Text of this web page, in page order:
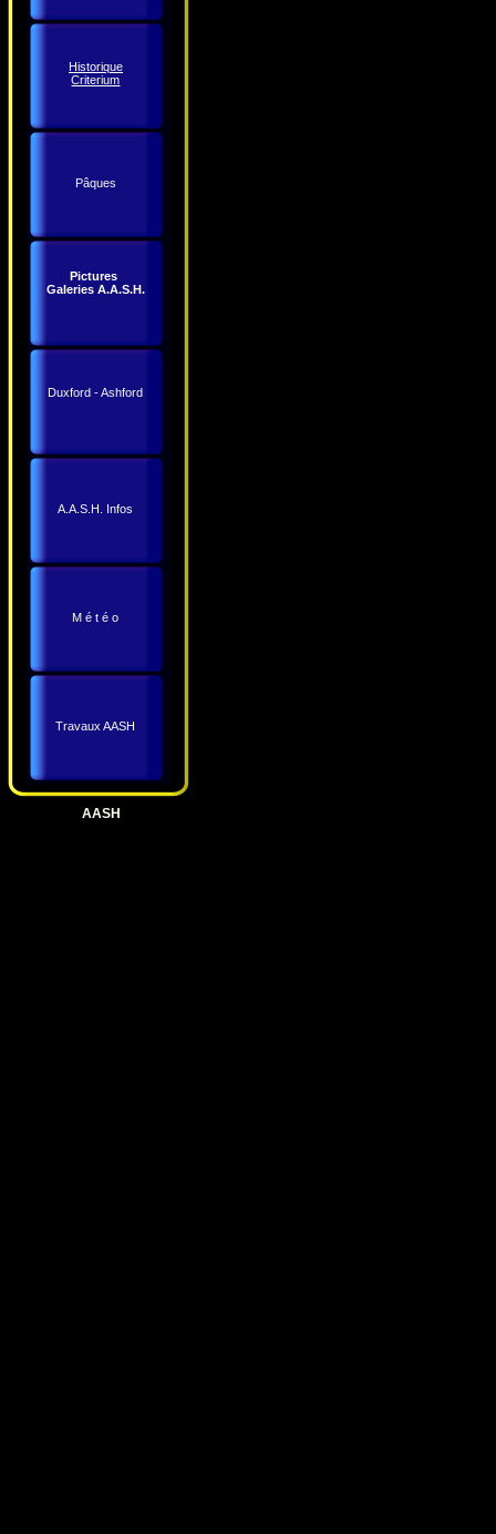
Historique
Criterium
Pâques
Pictures
Galeries A.A.S.H.
Duxford - Ashford
A.A.S.H. Infos
M é t é o
Travaux AASH
AASH